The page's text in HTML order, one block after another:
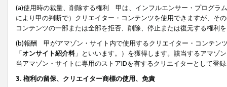
(a)使用時の裁量、削除する権利 甲は、インフルエンサー・プログラ
により甲の判断で）クリエイター・コンテンツを使用できますが、そ
コンテンツの一部または全部を拒否、削除、停止または復元する権利
(b)報酬 甲がアマゾン・サイト内で使用するクリエイター・コンテン
「オンサイト紹介料」といいます。）を獲得します。該当するアマゾ
当アマゾン・サイトに専用のストアIDを有するクリエイターとして登
3. 権利の留保、クリエイター商標の使用、免責